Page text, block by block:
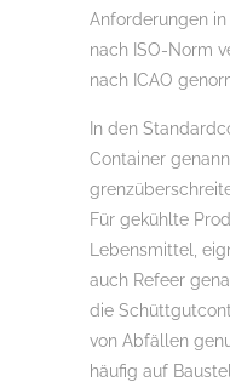
Anforderungen
nach ISO-Norm
nach ICAO
In den
Container
Für gekühlte
Lebensmittel,
auch Refeer
die
von Abfällen
häufig auf